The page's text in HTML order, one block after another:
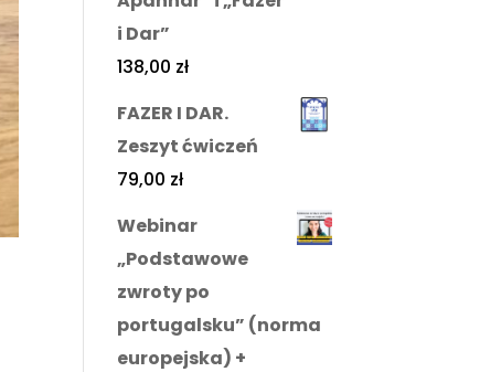
i Dar”
138,00 zł
FAZER I DAR.
Zeszyt ćwiczeń
79,00 zł
Webinar
„Podstawowe
zwroty po
portugalsku” (norma
europejska) +